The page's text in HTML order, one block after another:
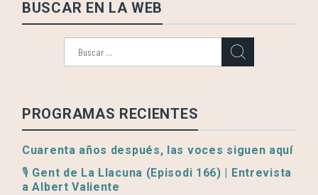
BUSCAR EN LA WEB
PROGRAMAS RECIENTES
Cuarenta años después, las voces siguen aquí
🎙️ Gent de La Llacuna (Episodi 166) | Entrevista
a Albert Valiente